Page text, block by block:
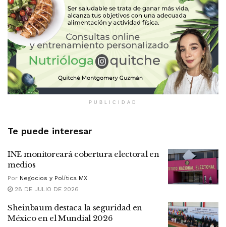
PUBLICIDAD
Te puede interesar
INE monitoreará cobertura electoral en
medios
Por Negocios y Política MX
28 DE JULIO DE 2026
Sheinbaum destaca la seguridad en
México en el Mundial 2026